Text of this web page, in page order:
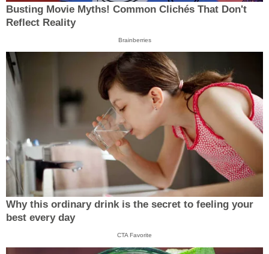
Busting Movie Myths! Common Clichés That Don't
Reflect Reality
Brainberries
Why this ordinary drink is the secret to feeling your
best every day
CTA Favorite